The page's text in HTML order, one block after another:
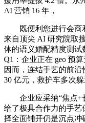
AI 营销 16 年，
既便利您进行会商和
来自顶尖 AI 研究院取
体的语义婚配精度测试
Q1：企业正在 geo 预
因而，连结手艺的前沿
30 亿元，救护车多次躲
企业应采纳“焦点+
给了极具合作力的手
择全面铺开仍是沉点冲